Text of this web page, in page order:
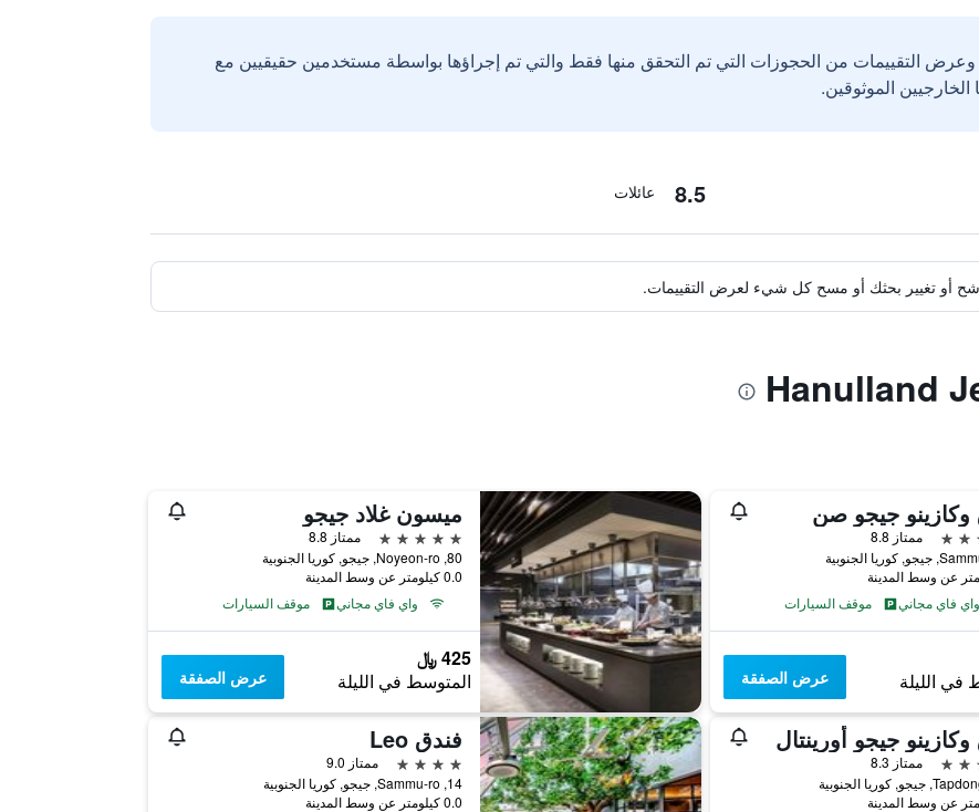
التقييمات من الحجوزات التي تم التحقق منها فقط والتي تم إجراؤها بواسطة مستخدمين حقيقيين مع
8.5 عائلات
أو تغيير بحثك أو مسح كل شيء لعرض التقييمات.
وكازينو جيجو صن
ممتاز 8.8
واي فاي مجاني
موقف السيارات
في الليلة عرض الصفقة
ميسون غلاد جيجو
5 نجوم
ممتاز 8.8
80, Noyeon-ro, جيجو, كوريا الجنوبية
0.0 كيلومتر عن وسط المدينة
واي فاي مجاني
موقف السيارات
425 ﷼
المتوسط في الليلة عرض الصفقة
جيجو أورينتال
ممتاز 8.3
فندق Leo
4 نجوم
ممتاز 9.0
14, Sammu-ro, جيجو, كوريا الجنوبية
0.0 كيلومتر عن وسط المدينة